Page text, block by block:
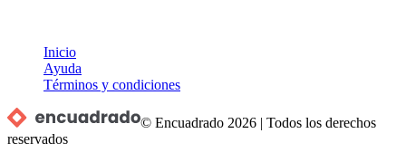
Inicio
Ayuda
Términos y condiciones
© Encuadrado 2026 |Todos los derechos
reservados